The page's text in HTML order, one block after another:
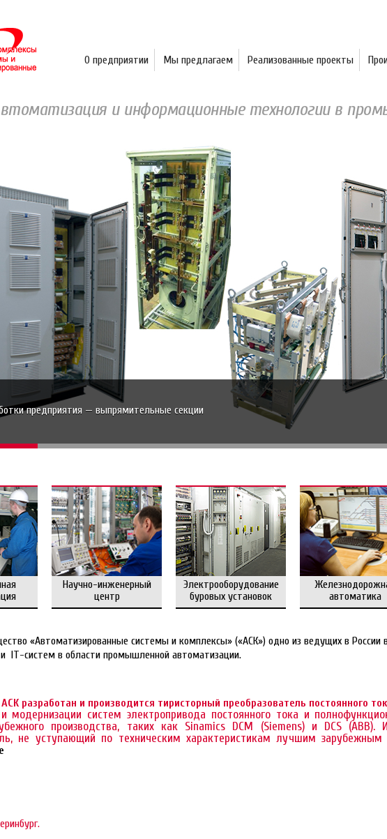
О предприятии Мы предлагаем Реализованные проекты
и информационные технологии в
предприятия — выпрямительные секции
Научно-инженерный
центр
Электрооборудование
буровых установок
автоматика
«Автоматизированные системы и комплексы» («АСК») одно из ведущих в России
IT-систем в области промышленной автоматизации.
разработан и производится тиристорный преобразователь постоянного
модернизации систем электропривода постоянного тока и
производства, таких как Sinamics DCM (Siemens) и DCS
не уступающий по техническим характеристикам лучшим